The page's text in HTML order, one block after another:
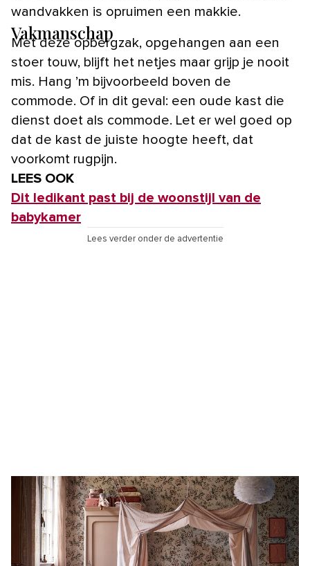
wandvakken is opruimen een makkie.
Vakmanschap
Met deze opbergzak, opgehangen aan een
stoer touw, blijft het netjes maar grijp je nooit
mis. Hang ’m bijvoorbeeld boven de
commode. Of in dit geval: een oude kast die
dienst doet als commode. Let er wel goed op
dat de kast de juiste hoogte heeft, dat
voorkomt rugpijn.
LEES OOK
Dit ledikant past bij de woonstijl van de
babykamer
Lees verder onder de advertentie